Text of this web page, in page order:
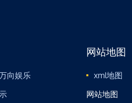
向娱乐
网站地图
xml地图
网站地图